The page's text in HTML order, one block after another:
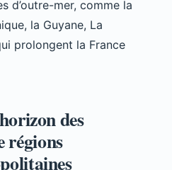
d’outre-mer, comme la
la Guyane, La
prolongent la France
des
régions